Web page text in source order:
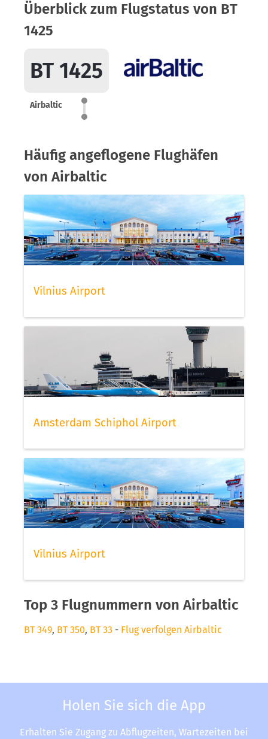
Überblick zum Flugstatus von BT
1425
BT 1425
Airbaltic
Häufig angeflogene Flughäfen
von Airbaltic
Vilnius Airport
Amsterdam Schiphol Airport
Vilnius Airport
Top 3 Flugnummern von Airbaltic
BT 349, BT 350, BT 33 - Flug verfolgen Airbaltic
Holen Sie sich die App
Erhalten Sie Zugang zu Abflugzeiten, Wartezeiten bei